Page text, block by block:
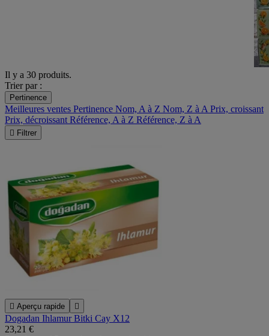
Il y a 30 produits.
Trier par :
Pertinence
Meilleures ventes Pertinence Nom, A à Z Nom, Z à A Prix, croissant
Prix, décroissant Référence, A à Z Référence, Z à A
 Filtrer
 Aperçu rapide 
Dogadan Ihlamur Bitki Cay X12
23,21 €